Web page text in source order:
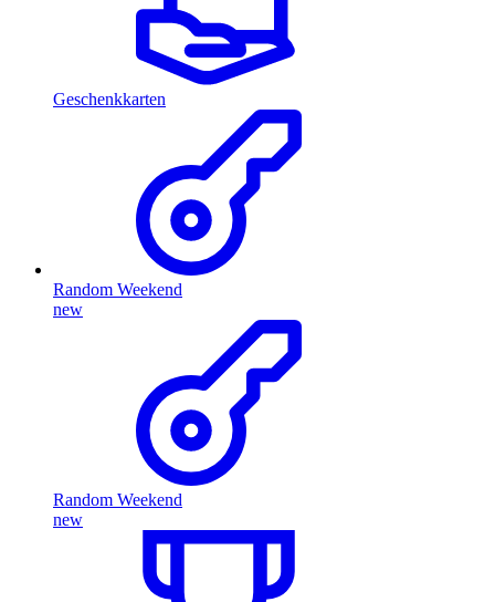
Geschenkkarten
Random Weekend
new
Random Weekend
new